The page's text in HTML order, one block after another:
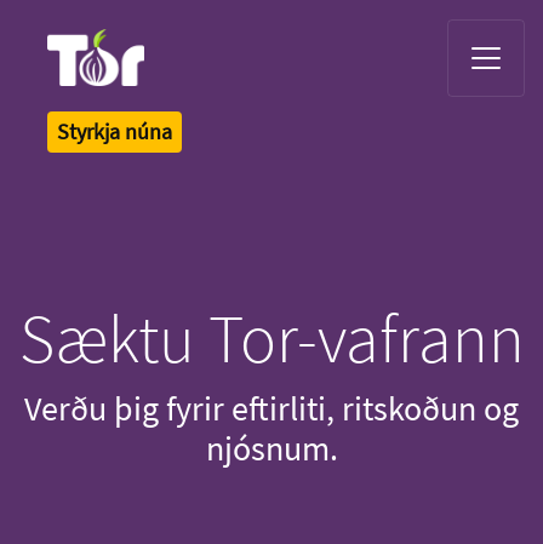
Styrkja núna
Sæktu Tor-vafrann
Verðu þig fyrir eftirliti, ritskoðun og
njósnum.